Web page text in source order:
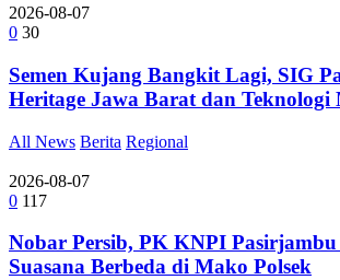
2026-08-07
0 30
Semen Kujang Bangkit Lagi, SIG
Heritage Jawa Barat dan Teknologi
All News Berita Regional
2026-08-07
0 117
Nobar Persib, PK KNPI
Suasana Berbeda di Mako Polsek